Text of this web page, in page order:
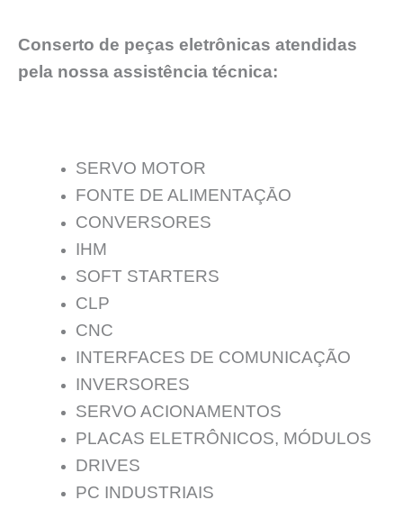
Conserto de peças eletrônicas atendidas
pela nossa assistência técnica:
SERVO MOTOR
FONTE DE ALIMENTAÇĀO
CONVERSORES
IHM
SOFT STARTERS
CLP
CNC
INTERFACES DE COMUNICAÇÃO
INVERSORES
SERVO ACIONAMENTOS
PLACAS ELETRÔNICOS, MÓDULOS
DRIVES
PC INDUSTRIAIS